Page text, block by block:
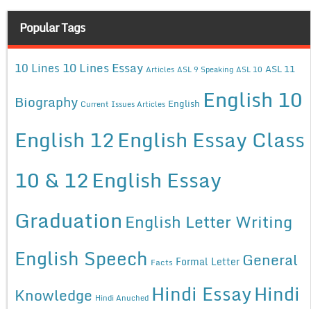
Popular Tags
10 Lines 10 Lines Essay Articles ASL 9 Speaking ASL 10 ASL 11
Biography Current Issues Articles English English 10
English 12English Essay Class
10 & 12English Essay
Graduation English Letter Writing
English Speech Facts Formal Letter General
Knowledge Hindi Anuched Hindi EssayHindi